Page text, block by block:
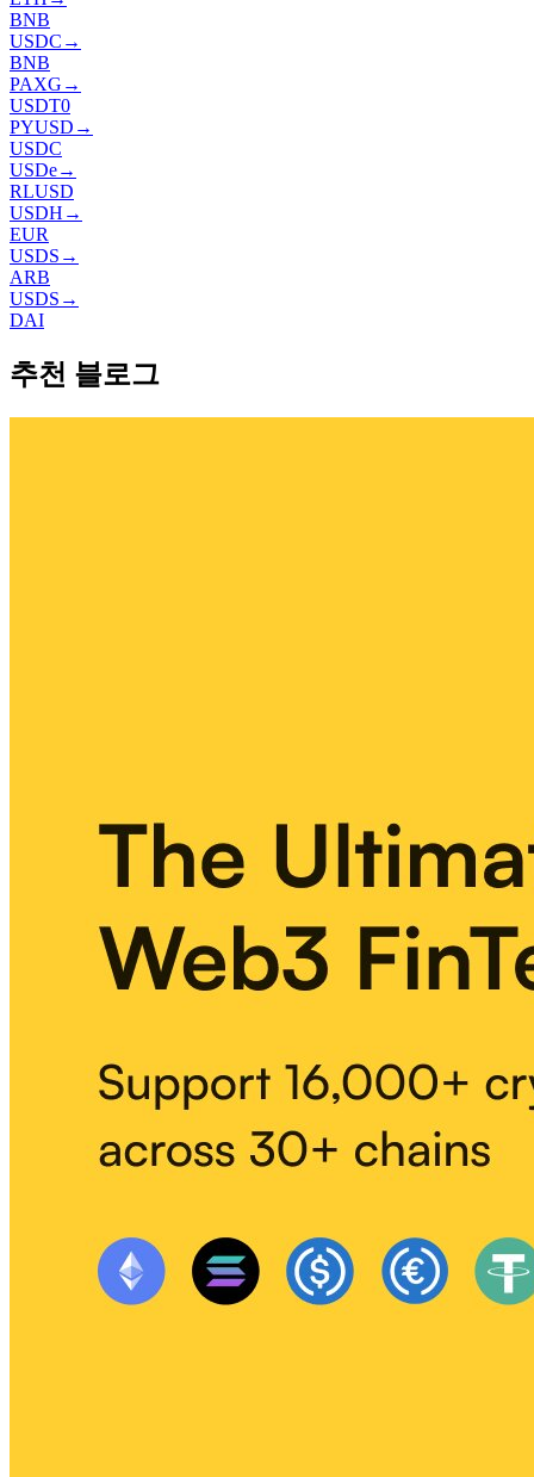
BNB
USDC →
BNB
PAXG →
USDT0
PYUSD →
USDC
USDe→
RLUSD
USDH →
EUR
USDS →
ARB
USDS →
DAI
추천 블로그